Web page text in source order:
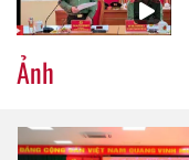
Ảnh